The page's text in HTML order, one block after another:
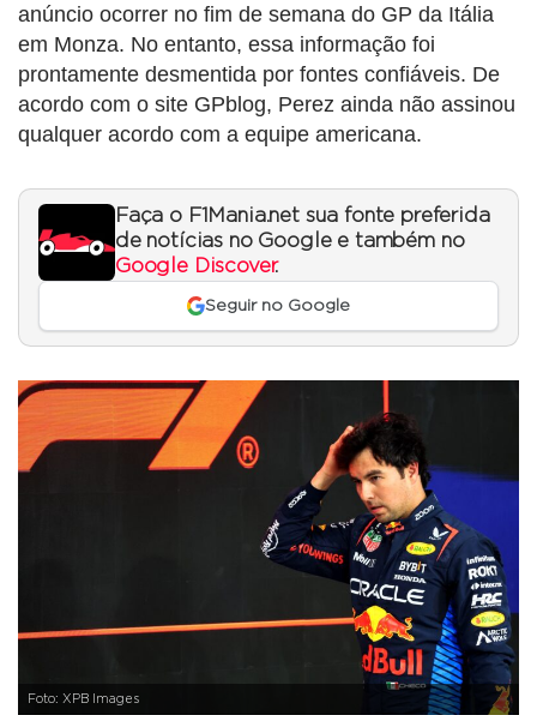
anúncio ocorrer no fim de semana do GP da Itália
em Monza. No entanto, essa informação foi
prontamente desmentida por fontes confiáveis. De
acordo com o site GPblog, Perez ainda não assinou
qualquer acordo com a equipe americana.
Faça o F1Mania.net sua fonte preferida
de notícias no Google e também no
Google Discover.
Seguir no Google
Foto: XPB Images